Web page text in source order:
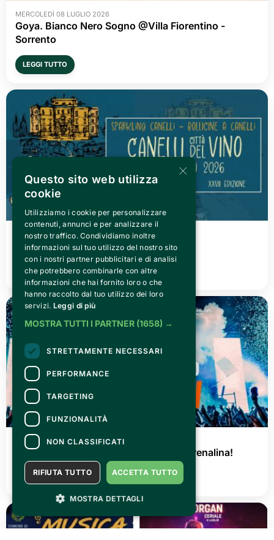
MERCOLEDÌ 08 LUGLIO 2026
Goya. Bianco Nero Sogno @Villa Fiorentino -
Sorrento
LEGGI TUTTO
VENERDÌ 03 LUGLIO 2026
Canelli città del Vino 2026
LEGGI TUTTO
GIOVEDÌ 02 LUGLIO 2026
AGRISHOW 2026: tre giorni di pura adrenalina!
LEGGI TUTTO
×
Questo sito web utilizza
cookie
Utilizziamo i cookie per personalizzare
contenuti, annunci e per analizzare il
nostro traffico. Condividiamo inoltre
informazioni sul tuo utilizzo del nostro sito
con i nostri partner pubblicitari e di analisi
che potrebbero combinarle con altre
informazioni che hai fornito loro o che
hanno raccolto dal tuo utilizzo dei loro
servizi. Leggi di più
MOSTRA TUTTI I PARTNER (1658) →
STRETTAMENTE NECESSARI
PERFORMANCE
TARGETING
FUNZIONALITÀ
NON CLASSIFICATI
ACCETTA TUTTO
RIFIUTA TUTTO
MOSTRA DETTAGLI